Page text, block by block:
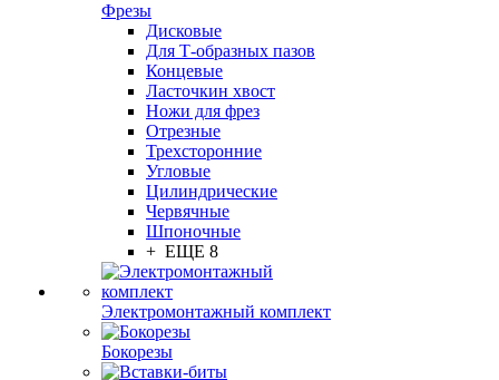
Фрезы
Дисковые
Для Т-образных пазов
Концевые
Ласточкин хвост
Ножи для фрез
Отрезные
Трехсторонние
Угловые
Цилиндрические
Червячные
Шпоночные
+ ЕЩЕ 8
Электромонтажный комплект
Бокорезы